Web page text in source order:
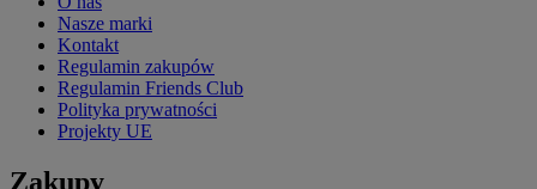
Nasze marki
Kontakt
Regulamin zakupów
Regulamin Friends Club
Polityka prywatności
Projekty UE
Zakupy